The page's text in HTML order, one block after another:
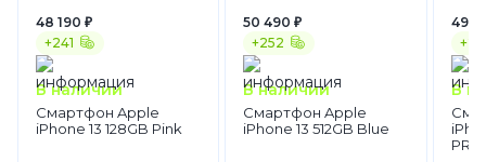
+241
48 190 ₽
В наличии
Смартфон Apple
iPhone 13 128GB Pink
+252
50 490 ₽
В наличии
Смартфон Apple
iPhone 13 512GB Blue
49
В